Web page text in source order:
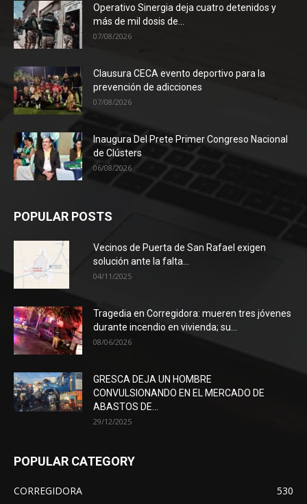
Operativo Sinergia deja cuatro detenidos y
más de mil dosis de...
07/08/2026
Clausura CECA evento deportivo para la
prevención de adicciones
07/08/2026
Inaugura Del Prete Primer Congreso Nacional
de Clústers
06/08/2026
POPULAR POSTS
Vecinos de Puerta de San Rafael exigen
solución ante la falta...
04/11/2025
Tragedia en Corregidora: mueren tres jóvenes
durante incendio en vivienda; su...
08/06/2026
GRESCA DEJA UN HOMBRE
CONVULSIONANDO EN EL MERCADO DE
ABASTOS DE...
29/12/2025
POPULAR CATEGORY
CORREGIDORA
530